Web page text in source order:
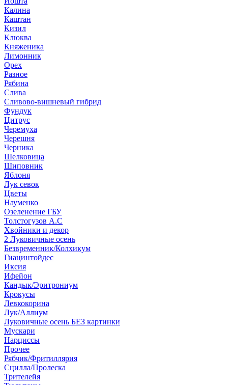
Калина
Каштан
Кизил
Клюква
Княженика
Лимонник
Орех
Разное
Рябина
Слива
Сливово-вишневый гибрид
Фундук
Цитрус
Черемуха
Черешня
Черника
Шелковица
Шиповник
Яблоня
Лук севок
Цветы
Науменко
Озеленение ГБУ
Толстогузов А.С
Хвойники и декор
2 Луковичные осень
Безвременник/Колхикум
Гиацинтойдес
Иксия
Ифейон
Кандык/Эритрониум
Крокусы
Левкокорина
Лук/Аллиум
Луковичные осень БЕЗ картинки
Мускари
Нарциссы
Прочее
Рябчик/Фритиллярия
Сцилла/Пролеска
Трителейя